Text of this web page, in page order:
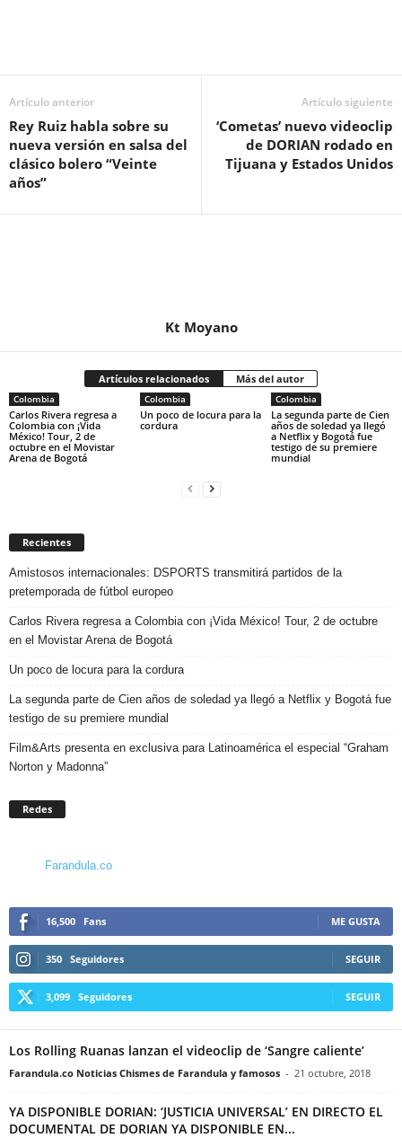
Artículo anterior
Rey Ruiz habla sobre su
nueva versión en salsa del
clásico bolero “Veinte
años”
Artículo siguiente
‘Cometas’ nuevo videoclip
de DORIAN rodado en
Tijuana y Estados Unidos
Kt Moyano
Artículos relacionados Más del autor
Colombia
Carlos Rivera regresa a
Colombia con ¡Vida
México! Tour, 2 de
octubre en el Movistar
Arena de Bogotá
Colombia
Un poco de locura para la
cordura
Colombia
La segunda parte de Cien
años de soledad ya llegó
a Netflix y Bogotá fue
testigo de su premiere
mundial
Recientes
Amistosos internacionales: DSPORTS transmitirá partidos de la
pretemporada de fútbol europeo
Carlos Rivera regresa a Colombia con ¡Vida México! Tour, 2 de octubre
en el Movistar Arena de Bogotá
Un poco de locura para la cordura
La segunda parte de Cien años de soledad ya llegó a Netflix y Bogotá fue
testigo de su premiere mundial
Film&Arts presenta en exclusiva para Latinoamérica el especial “Graham
Norton y Madonna”
Redes
Farandula.co
16,500 Fans ME GUSTA
350 Seguidores SEGUIR
3,099 Seguidores SEGUIR
Los Rolling Ruanas lanzan el videoclip de ‘Sangre caliente’
Farandula.co Noticias Chismes de Farandula y famosos - 21 octubre, 2018
YA DISPONIBLE DORIAN: ‘JUSTICIA UNIVERSAL’ EN DIRECTO EL
DOCUMENTAL DE DORIAN YA DISPONIBLE EN...